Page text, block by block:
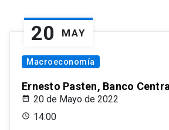
20 MAY
Macroeconomía
Ernesto Pasten, Banco
20 de Mayo de 2022
14:00